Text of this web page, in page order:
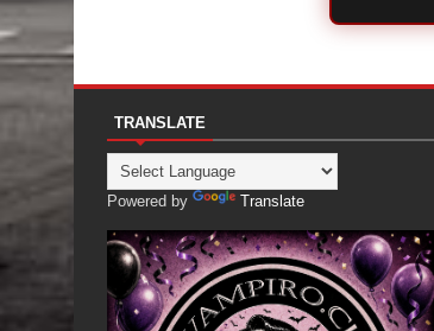
TRANSLATE
Powered by Translate